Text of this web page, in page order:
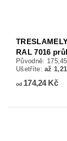
RAL 7016
Původně:
Ušetříte:až
od174,24 Kč